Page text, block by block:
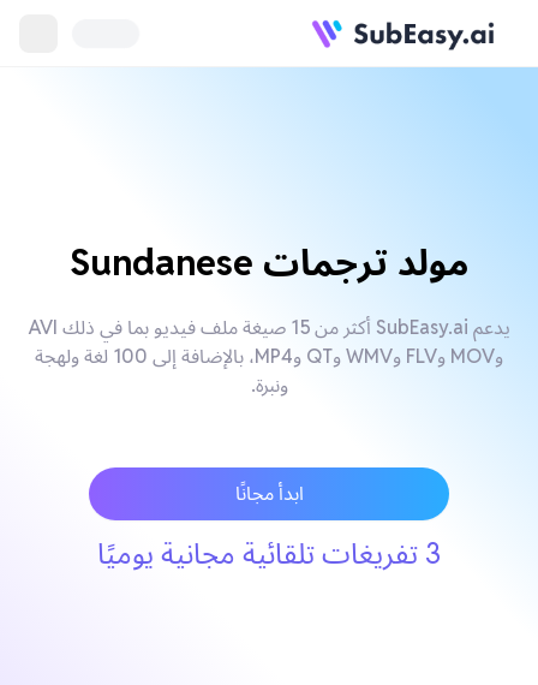
مولد ترجمات Sundanese
يدعم SubEasy.ai أكثر من 15 صيغة ملف فيديو بما في ذلك AVI
وMOV وFLV وWMV وQT وMP4، بالإضافة إلى 100 لغة ولهجة
ونبرة.
ابدأ مجانًا
3 تفريغات تلقائية مجانية يوميًا